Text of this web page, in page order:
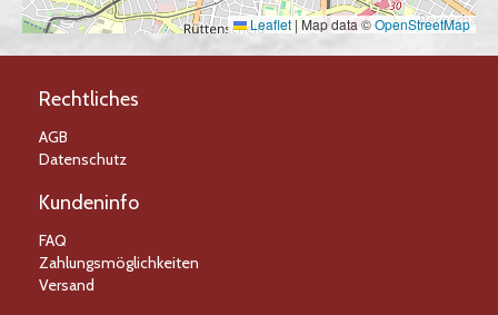
Leaflet |Map data ©OpenStreetMap
Rechtliches
AGB
Datenschutz
Kundeninfo
FAQ
Zahlungsmöglichkeiten
Versand